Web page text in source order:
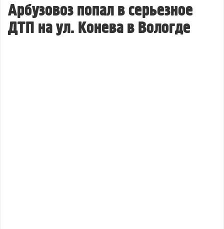
Арбузовоз попал в серьезное
ДТП на ул. Конева в Вологде